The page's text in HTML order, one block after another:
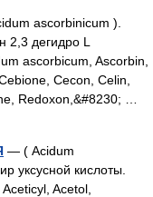
ascorbinicum ).
дегидро L
ascorbicum, Ascorbin,
Cecon, Celin,
Redoxon,&#8230; …
— ( Acidum
уксусной кислоты.
Acetol,